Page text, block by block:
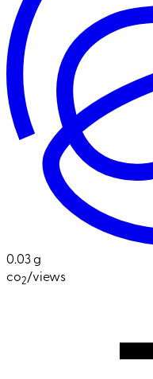
0.03 g
co2/views